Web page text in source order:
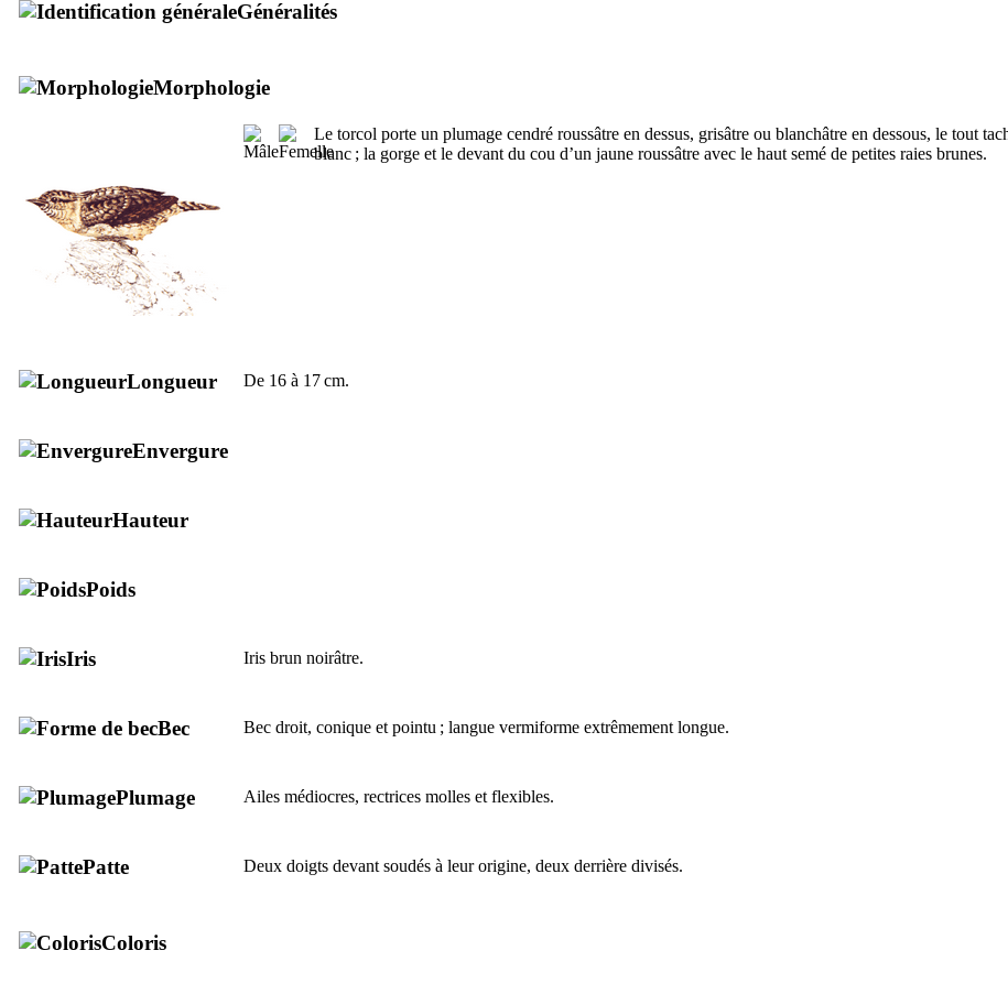
Généralités
Morphologie
Le torcol porte un plumage cendré roussâtre en dessus, grisâtre ou blanchâtre en dessous, le tout
blanc ; la gorge et le devant du cou d’un jaune roussâtre avec le haut semé de petites raies brunes.
Longueur De 16 à 17 cm.
Envergure
Hauteur
Poids
Iris Iris brun noirâtre.
Bec Bec droit, conique et pointu ; langue vermiforme extrêmement longue.
Plumage Ailes médiocres, rectrices molles et flexibles.
Patte Deux doigts devant soudés à leur origine, deux derrière divisés.
Coloris